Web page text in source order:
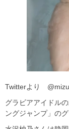
Twitterより
グラビアアイドル
ングジャンプ」の